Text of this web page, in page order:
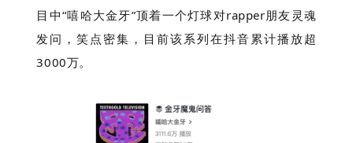
目中“嘻哈大金牙”顶着一个灯球对rapper朋友灵魂
发问，笑点密集，目前该系列在抖音累计播放超
3000万。